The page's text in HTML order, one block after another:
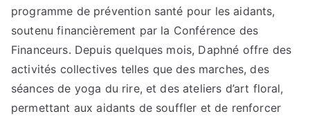
programme de prévention santé pour les aidants,
soutenu financièrement par la Conférence des
Financeurs. Depuis quelques mois, Daphné offre des
activités collectives telles que des marches, des
séances de yoga du rire, et des ateliers d’art floral,
permettant aux aidants de souffler et de renforcer